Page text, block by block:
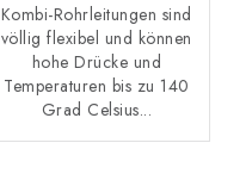
Kombi-Rohrleitungen sind
völlig flexibel und können
hohe Drücke und
Temperaturen bis zu 140
Grad Celsius...